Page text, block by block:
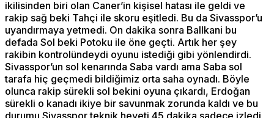
ikilisinden biri olan Caner’in kişisel hatası ile geldi ve
rakip sağ beki Tahçi ile skoru eşitledi. Bu da Sivasspor’u
uyandırmaya yetmedi. On dakika sonra Ballkani bu
defada Sol beki Potoku ile öne geçti. Artık her şey
rakibin kontrolündeydi oyunu istediği gibi yönlendirdi.
Sivasspor’un sol kenarında Saba vardı ama Saba sol
tarafa hiç geçmedi bildiğimiz orta saha oynadı. Böyle
olunca rakip sürekli sol bekini oyuna çıkardı, Erdoğan
sürekli o kanadı ikiye bir savunmak zorunda kaldı ve bu
durumu Sivasspor teknik heyeti 45 dakika sadece izledi.